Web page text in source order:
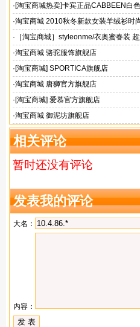
·[淘宝商城热卖]卡宾正品CABBEEN白
30303005
·淘宝商城 2010秋冬新款女装羊绒衫时
高领毛衣加厚
· ［淘宝商城］styleonme/衣奥蜜春装
百搭小开衫189/配胸花
·淘宝商城 骆驼服饰旗舰店
·[淘宝商城] SPORTICA旗舰店
·淘宝商城 唐狮官方旗舰店
·[淘宝商城] 爱慕官方旗舰店
·淘宝商城 御泥坊旗舰店
相关评论
暂时还没有评论
发表我的评论
大名：
内容：